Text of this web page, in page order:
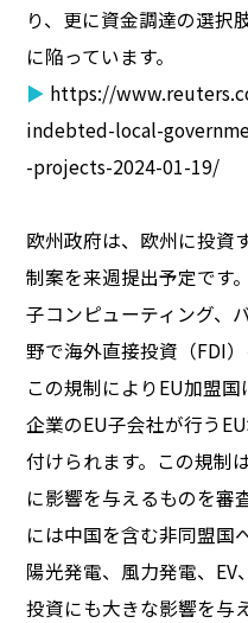
り、更に資金調達の選択
に陥っています。
▶ https://
indebted-local-
-projects-2024-01-19/
欧州政府は、欧州に投資
制案を来週提出予定です
子コンピューティング、
野で海外直接投資（FDI
この規制によりEU加盟
企業のEU子会社が行う
付けられます。この規制
に影響を与えるものを審
には中国を含む非同盟国
陽光発電、風力発電、EV
投資にも大きな影響を与